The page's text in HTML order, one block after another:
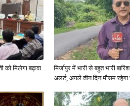
को मिलेगा बढ़ावा
मिर्जापुर में भारी से बहुत भारी
अलर्ट, अगले तीन दिन मौसम रहेगा